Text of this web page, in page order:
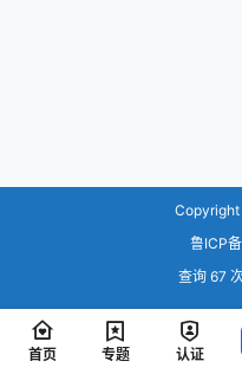
鲁ICP
查询 67
首页 专题 认证